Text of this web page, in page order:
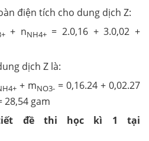
điện tích cho dung dịch Z:
+ nNH4+= 2.0,16 + 3.0,02 +
dịch Z là:
+ mNO3- = 0,16.24 + 0,02.27
28,54 gam
đề thi học kì 1 tại